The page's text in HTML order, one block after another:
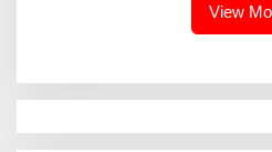
View